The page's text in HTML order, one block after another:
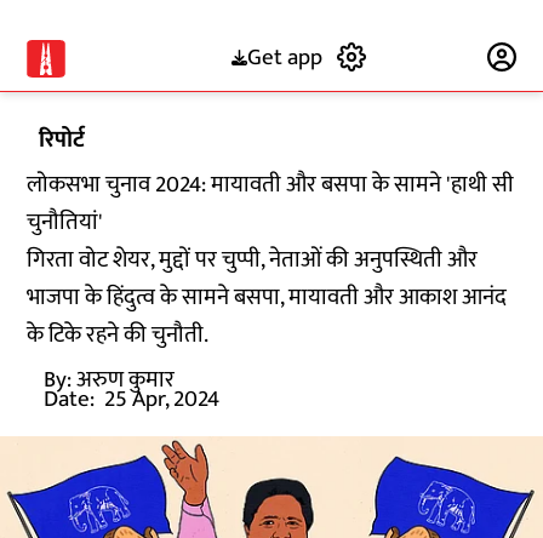
Get app
रिपोर्ट
लोकसभा चुनाव 2024: मायावती और बसपा के सामने 'हाथी सी
चुनौतियां'
गिरता वोट शेयर, मुद्दों पर चुप्पी, नेताओं की अनुपस्थिती और
भाजपा के हिंदुत्व के सामने बसपा, मायावती और आकाश आनंद
के टिके रहने की चुनौती.
By:अरुण कुमार
Date: 25 Apr, 2024